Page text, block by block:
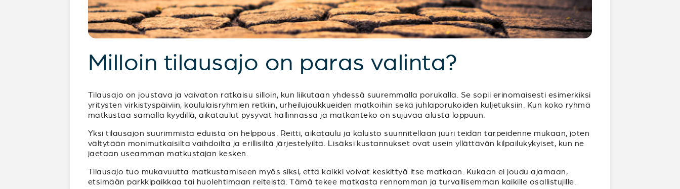
Milloin tilausajo on paras valinta?
Tilausajo on joustava ja vaivaton ratkaisu silloin, kun liikutaan yhdessä suuremmalla porukalla. Se sopii erinomaisesti esimerkiksi
yritysten virkistyspäiviin, koululaisryhmien retkiin, urheilujoukkueiden matkoihin sekä juhlaporukoiden kuljetuksiin. Kun koko ryhmä
matkustaa samalla kyydillä, aikataulut pysyvät hallinnassa ja matkanteko on sujuvaa alusta loppuun.
Yksi tilausajon suurimmista eduista on helppous. Reitti, aikataulu ja kalusto suunnitellaan juuri teidän tarpeidenne mukaan, joten
vältytään monimutkaisilta vaihdoilta ja erillisiltä järjestelyiltä. Lisäksi kustannukset ovat usein yllättävän kilpailukykyiset, kun ne
jaetaan useamman matkustajan kesken.
Tilausajo tuo mukavuutta matkustamiseen myös siksi, että kaikki voivat keskittyä itse matkaan. Kukaan ei joudu ajamaan,
etsimään parkkipaikkaa tai huolehtimaan reiteistä. Tämä tekee matkasta rennomman ja turvallisemman kaikille osallistujille.